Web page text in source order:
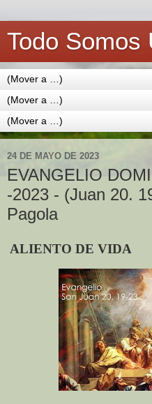
Todo Somos
24 DE MAYO DE 2023
EVANGELIO
-2023 - (Juan 20.
Pagola
ALIENTO DE VIDA